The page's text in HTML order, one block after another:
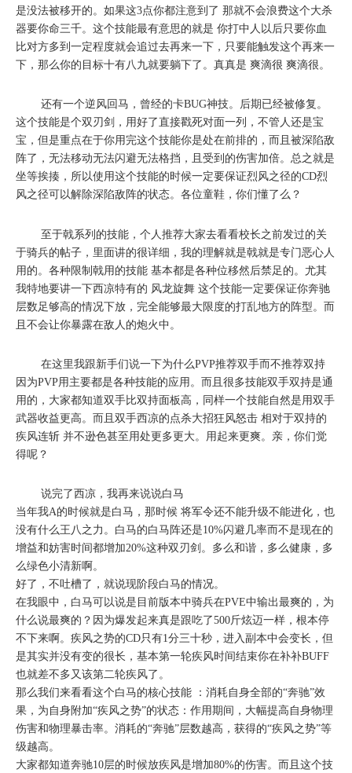
是没法被移开的。如果这3点你都注意到了 那就不会浪费这个大杀
器要你命三千。这个技能最有意思的就是 你打中人以后只要你血
比对方多到一定程度就会追过去再来一下，只要能触发这个再来一
下，那么你的目标十有八九就要躺下了。真真是 爽滴很 爽滴很。
还有一个逆风回马，曾经的卡BUG神技。后期已经被修复。
这个技能是个双刃剑，用好了直接戳死对面一列，不管人还是宝
宝，但是重点在于你用完这个技能你是处在前排的，而且被深陷敌
阵了，无法移动无法闪避无法格挡，且受到的伤害加倍。总之就是
坐等挨揍，所以使用这个技能的时候一定要保证烈风之径的CD烈
风之径可以解除深陷敌阵的状态。各位童鞋，你们懂了么？
至于戟系列的技能，个人推荐大家去看看校长之前发过的关
于骑兵的帖子，里面讲的很详细，我的理解就是戟就是专门恶心人
用的。各种限制戟用的技能 基本都是各种位移然后禁足的。尤其
我特地要讲一下西凉特有的 风龙旋舞 这个技能一定要保证你奔驰
层数足够高的情况下放，完全能够最大限度的打乱地方的阵型。而
且不会让你暴露在敌人的炮火中。
在这里我跟新手们说一下为什么PVP推荐双手而不推荐双持
因为PVP用主要都是各种技能的应用。而且很多技能双手双持是通
用的，大家都知道双手比双持面板高，同样一个技能自然是用双手
武器收益更高。而且双手西凉的点杀大招狂风怒击 相对于双持的
疾风连斩 并不逊色甚至用处更多更大。用起来更爽。亲，你们觉
得呢？
说完了西凉，我再来说说白马
当年我A的时候就是白马，那时候 将军令还不能升级不能进化，也
没有什么王八之力。白马的白马阵还是10%闪避几率而不是现在的
增益和妨害时间都增加20%这种双刃剑。多么和谐，多么健康，多
么绿色小清新啊。
好了，不吐槽了，就说现阶段白马的情况。
在我眼中，白马可以说是目前版本中骑兵在PVE中输出最爽的，为
什么说最爽的？因为爆发起来真是跟吃了500斤炫迈一样，根本停
不下来啊。疾风之势的CD只有1分三十秒，进入副本中会变长，但
是其实并没有变的很长，基本第一轮疾风时间结束你在补补BUFF
也就差不多又该第二轮疾风了。
那么我们来看看这个白马的核心技能 ：消耗自身全部的“奔驰”效
果，为自身附加“疾风之势”的状态：作用期间，大幅提高自身物理
伤害和物理暴击率。消耗的“奔驰”层数越高，获得的“疾风之势”等
级越高。
大家都知道奔驰10层的时候放疾风是增加80%的伤害。而且这个技